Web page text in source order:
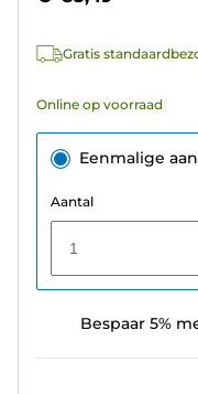
sterren.
beoordelingen
Gratis
Online op voorraad
Eenmalige
Aantal
1
Bespaar 5%